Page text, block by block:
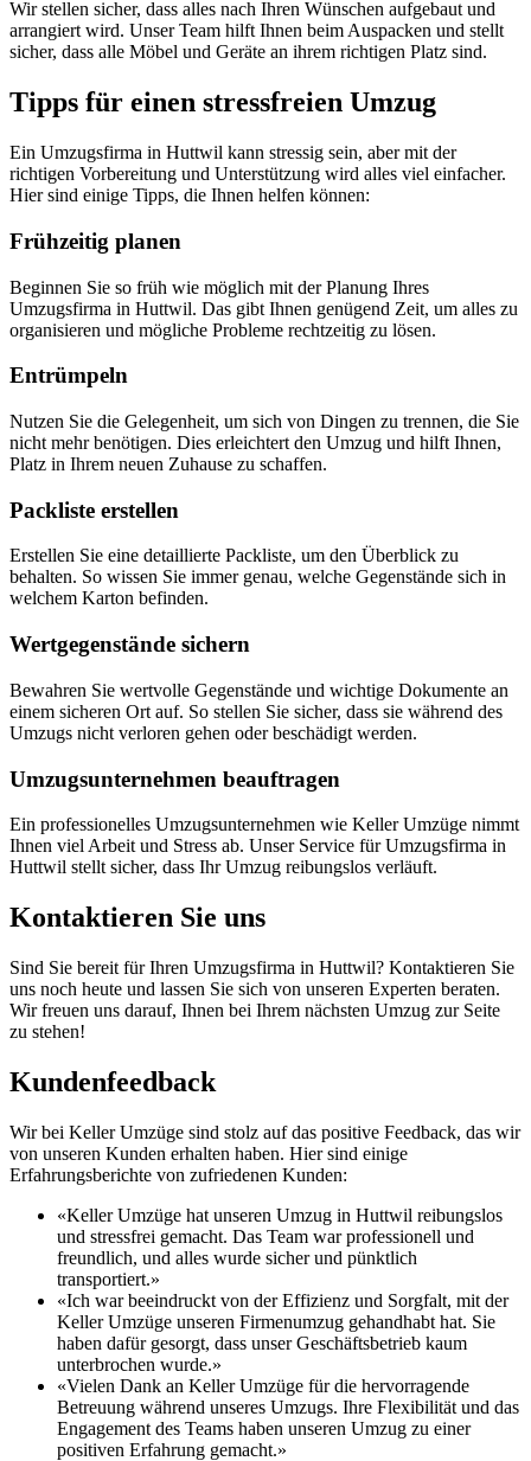
Wir stellen sicher, dass alles nach Ihren Wünschen aufgebaut und
arrangiert wird. Unser Team hilft Ihnen beim Auspacken und stellt
sicher, dass alle Möbel und Geräte an ihrem richtigen Platz sind.
Tipps für einen stressfreien Umzug
Ein Umzugsfirma in Huttwil kann stressig sein, aber mit der
richtigen Vorbereitung und Unterstützung wird alles viel einfacher.
Hier sind einige Tipps, die Ihnen helfen können:
Frühzeitig planen
Beginnen Sie so früh wie möglich mit der Planung Ihres
Umzugsfirma in Huttwil. Das gibt Ihnen genügend Zeit, um alles zu
organisieren und mögliche Probleme rechtzeitig zu lösen.
Entrümpeln
Nutzen Sie die Gelegenheit, um sich von Dingen zu trennen, die Sie
nicht mehr benötigen. Dies erleichtert den Umzug und hilft Ihnen,
Platz in Ihrem neuen Zuhause zu schaffen.
Packliste erstellen
Erstellen Sie eine detaillierte Packliste, um den Überblick zu
behalten. So wissen Sie immer genau, welche Gegenstände sich in
welchem Karton befinden.
Wertgegenstände sichern
Bewahren Sie wertvolle Gegenstände und wichtige Dokumente an
einem sicheren Ort auf. So stellen Sie sicher, dass sie während des
Umzugs nicht verloren gehen oder beschädigt werden.
Umzugsunternehmen beauftragen
Ein professionelles Umzugsunternehmen wie Keller Umzüge nimmt
Ihnen viel Arbeit und Stress ab. Unser Service für Umzugsfirma in
Huttwil stellt sicher, dass Ihr Umzug reibungslos verläuft.
Kontaktieren Sie uns
Sind Sie bereit für Ihren Umzugsfirma in Huttwil? Kontaktieren Sie
uns noch heute und lassen Sie sich von unseren Experten beraten.
Wir freuen uns darauf, Ihnen bei Ihrem nächsten Umzug zur Seite
zu stehen!
Kundenfeedback
Wir bei Keller Umzüge sind stolz auf das positive Feedback, das wir
von unseren Kunden erhalten haben. Hier sind einige
Erfahrungsberichte von zufriedenen Kunden:
«Keller Umzüge hat unseren Umzug in Huttwil reibungslos
und stressfrei gemacht. Das Team war professionell und
freundlich, und alles wurde sicher und pünktlich
transportiert.»
«Ich war beeindruckt von der Effizienz und Sorgfalt, mit der
Keller Umzüge unseren Firmenumzug gehandhabt hat. Sie
haben dafür gesorgt, dass unser Geschäftsbetrieb kaum
unterbrochen wurde.»
«Vielen Dank an Keller Umzüge für die hervorragende
Betreuung während unseres Umzugs. Ihre Flexibilität und das
Engagement des Teams haben unseren Umzug zu einer
positiven Erfahrung gemacht.»